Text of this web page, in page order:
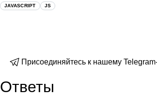
JAVASCRIPT JS
Присоединяйтесь к нашему
Ответы